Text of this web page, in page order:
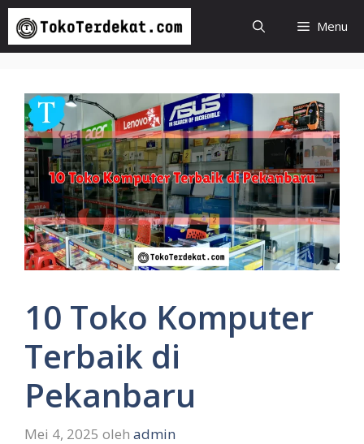
Langsung
isi
Menu
10 Toko Komputer
Terbaik di
Pekanbaru
Mei 4, 2025 oleh admin